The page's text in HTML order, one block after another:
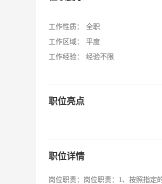
工作性质：
全职
工作区域：
平度
工作经验：
经验不限
职位亮点
职位详情
岗位职责：岗位职责：1、按照指定